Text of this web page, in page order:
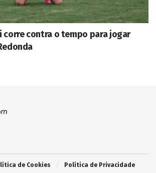
corre contra o tempo para jogar
de Cookies Política de Privacidade